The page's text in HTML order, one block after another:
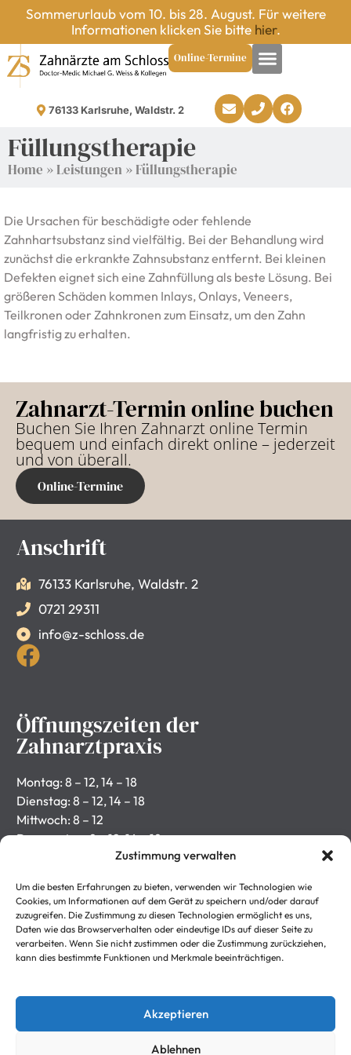
Zustimmung verwalten
Um die besten Erfahrungen zu bieten, verwenden wir Technologien wie
Cookies, um Informationen auf dem Gerät zu speichern und/oder darauf
zuzugreifen. Die Zustimmung zu diesen Technologien ermöglicht es uns,
Daten wie das Browserverhalten oder eindeutige IDs auf dieser Seite zu
verarbeiten. Wenn Sie nicht zustimmen oder die Zustimmung zurückziehen,
kann dies bestimmte Funktionen und Merkmale beeinträchtigen.
Akzeptieren
Ablehnen
Sommerurlaub vom 10. bis 28. August. Für weitere
Informationen klicken Sie bitte hier.
Online-Termine
76133 Karlsruhe, Waldstr. 2
Füllungstherapie
Home »Leistungen » Füllungstherapie
Die Ursachen für beschädigte oder fehlende
Zahnhartsubstanz sind vielfältig. Bei der Behandlung wird
zunächst die erkrankte Zahnsubstanz entfernt. Bei kleinen
Defekten eignet sich eine Zahnfüllung als beste Lösung. Bei
größeren Schäden kommen Inlays, Onlays, Veneers,
Teilkronen oder Zahnkronen zum Einsatz, um den Zahn
langfristig zu erhalten.
Zahnarzt-Termin online buchen
Buchen Sie Ihren Zahnarzt online Termin
bequem und einfach direkt online – jederzeit
und von überall.
Online-Termine
Anschrift
76133 Karlsruhe, Waldstr. 2
0721 29311
info@z-schloss.de
Öffnungszeiten der
Zahnarztpraxis
Montag: 8 – 12, 14 – 18
Dienstag: 8 – 12, 14 – 18
Mittwoch: 8 – 12
Donnerstag: 8 – 12, 14 – 18
Rechtliches
Impressum
Datenschutzerklärung
Kontakt
Gestioniere deine Cookie-Einstellungen, indem du hier